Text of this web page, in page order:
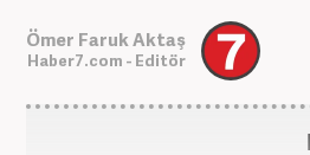
Ömer Faruk Aktaş
Haber7.com - Editör